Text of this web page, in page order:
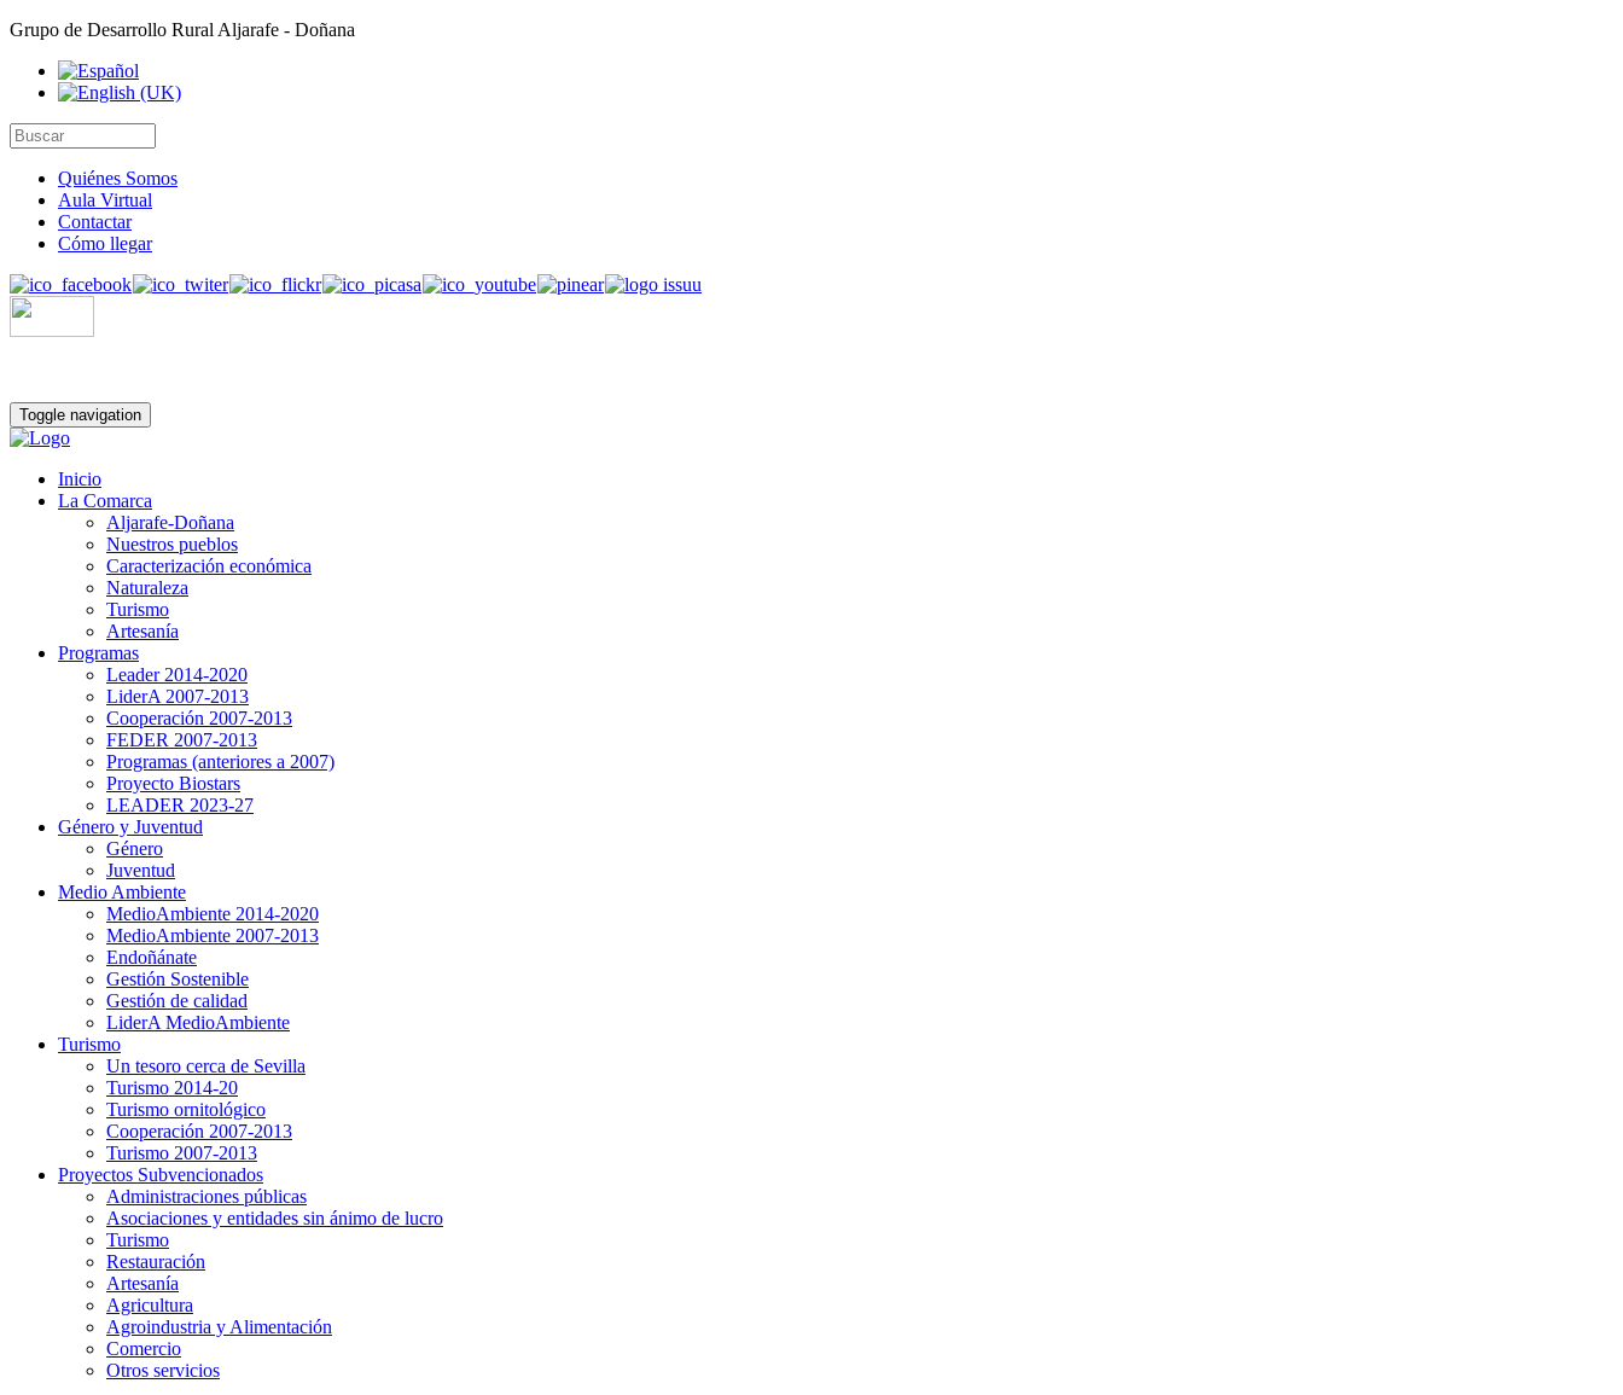
Grupo de Desarrollo Rural Aljarafe - Doñana
Quiénes Somos
Aula Virtual
Contactar
Cómo llegar
Toggle navigation
Inicio
La Comarca
Aljarafe-Doñana
Nuestros pueblos
Caracterización económica
Naturaleza
Turismo
Artesanía
Programas
Leader 2014-2020
LiderA 2007-2013
Cooperación 2007-2013
FEDER 2007-2013
Programas (anteriores a 2007)
Proyecto Biostars
LEADER 2023-27
Género y Juventud
Género
Juventud
Medio Ambiente
MedioAmbiente 2014-2020
MedioAmbiente 2007-2013
Endoñánate
Gestión Sostenible
Gestión de calidad
LiderA MedioAmbiente
Turismo
Un tesoro cerca de Sevilla
Turismo 2014-20
Turismo ornitológico
Cooperación 2007-2013
Turismo 2007-2013
Proyectos Subvencionados
Administraciones públicas
Asociaciones y entidades sin ánimo de lucro
Turismo
Restauración
Artesanía
Agricultura
Agroindustria y Alimentación
Comercio
Otros servicios